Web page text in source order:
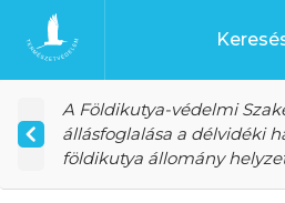
Ugrás a tartalomhoz
Főoldal
A Földikutya-védelmi
állásfoglalása a délvidéki
földikutya állomány